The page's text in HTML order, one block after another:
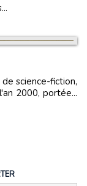
science-fiction,
2000, portée...